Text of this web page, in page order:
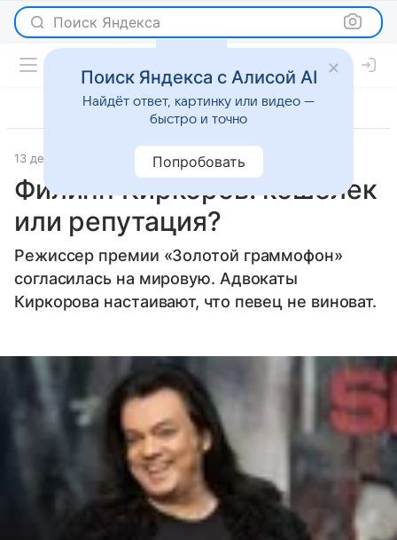
Поиск Яндекса
13 декабря 2010 Светская жизнь
Филипп Киркоров: кошелек
или репутация?
Режиссер премии «Золотой граммофон»
согласилась на мировую. Адвокаты
Киркорова настаивают, что певец не виноват.
Поиск Яндекса с Алисой AI
Найдёт ответ, картинку или видео —
быстро и точно
Попробовать